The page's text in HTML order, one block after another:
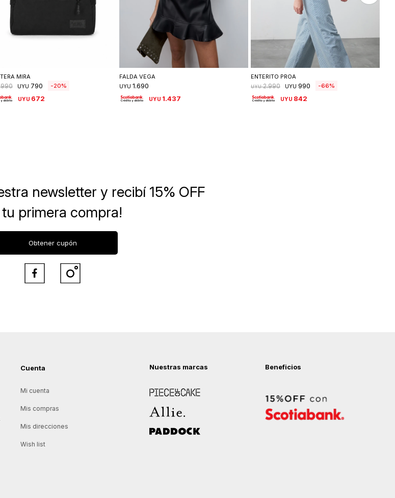
MIRA
990 UYU 790 20
UYU 672
Seleccionar talle
FALDA VEGA
UYU 1.690
UYU 1.437
Seleccionar talle
ENTERITO PROA
UYU 2.990 UYU 990 66
UYU 842
Cuenta
Mi cuenta
Mis compras
Mis direcciones
Wish list
Nuestras marcas
Piece of Cake
Allie
Paddock
Beneficios
newsletter y recibí 15% OFF
primera compra!
Obtener cupón
 